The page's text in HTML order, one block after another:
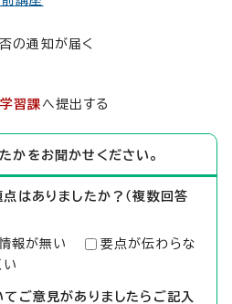
の通知が届く
習課 へ提出する
かをお聞かせください。
はありましたか？（複数回答
報が無い
要点が伝わらな
い
てご意見がありましたらご記入